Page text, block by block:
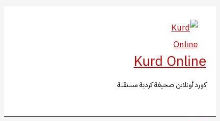
المحتوى
Kurd Online
كورد أونلاين صحيفة كردية مستقلة